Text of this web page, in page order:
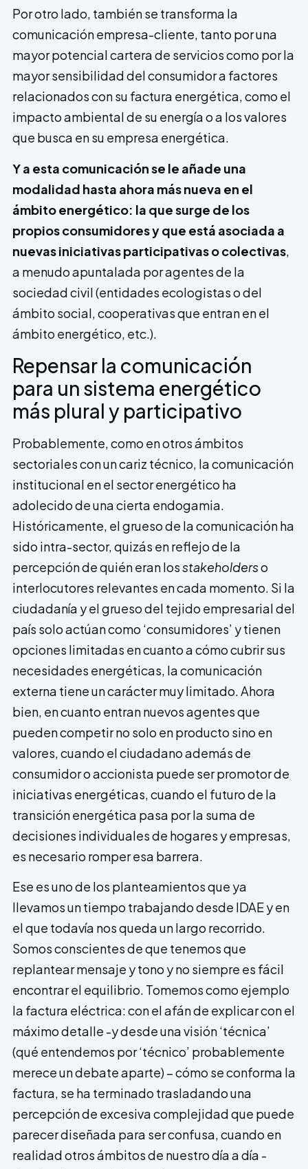
Por otro lado, también se transforma la
comunicación empresa-cliente, tanto por una
mayor potencial cartera de servicios como por la
mayor sensibilidad del consumidor a factores
relacionados con su factura energética, como el
impacto ambiental de su energía o a los valores
que busca en su empresa energética.
Ya esta comunicación se le añade una
modalidad hasta ahora más nueva en el
ámbito energético: la que surge de los
propios consumidores y que está as­ociada a
nuevas iniciativas participativas o colectivas
a menudo apuntalada por agentes de la
sociedad civil (entidades ecologistas o del
ámbito social, cooperativas que entran en el
ámbito energético, etc.).
Repensar la comunicación
para un sistema energético
más plural y participativo
Probablemente, como en otros ámbitos
sectoriales con un cariz técnico, la comunicación
institucional en el sector energético ha
adolecido de una cierta endogamia.
Históricamente, el grueso de la comunicación ha
sido intra-sector, quizás en reflejo de la
percepción de quién eran losstakeholderso
interlocutores relevantes en cada momento. Si la
ciudadanía y el grueso del tejido empresarial del
país solo actúan como ‘consumidores’ y tienen
opciones limitadas en cuanto a cómo cubrir sus
necesidades energéticas, la comunicación
externa tiene un carácter muy limitado. Ahora
bien, en cuanto entran nuevos agentes que
pueden competir no solo en producto sino en
valores, cuando el ciudadano además de
consumidor o accionista puede ser promotor de
iniciativas energéticas, cuando el futuro de la
transición energética pasa por la suma de
decisiones individuales de hogares y empresas,
es necesario romper esa barrera.
Ese es uno de los planteamientos que ya
llevamos un tiempo trabajando desde IDAE y en
el que todavía nos queda un largo recorrido.
Somos conscientes de que tenemos que
replantear mensaje y tono y no siempre es fácil
encontrar el equilibrio. Tomemos como ejemplo
la factura eléctrica: con el afán de explicar con el
máximo detalle -y desde una visión ‘técnica’
(qué entendemos por ‘técnico’ probablemente
merece un debate aparte) – cómo se conforma la
factura, se ha terminado trasladando una
percepción de excesiva complejidad que puede
parecer diseñada para ser confusa, cuando en
realidad otros ámbitos de nuestro día a día -